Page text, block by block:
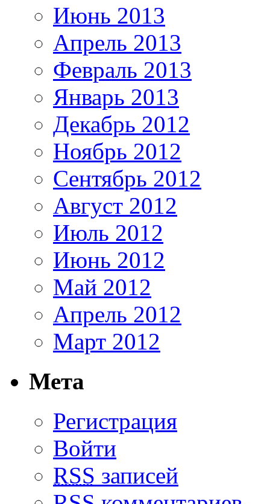
Июнь 2013
Апрель 2013
Февраль 2013
Январь 2013
Декабрь 2012
Ноябрь 2012
Сентябрь 2012
Август 2012
Июль 2012
Июнь 2012
Май 2012
Апрель 2012
Март 2012
Мета
Регистрация
Войти
RSS записей